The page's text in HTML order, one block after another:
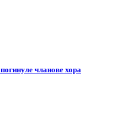
чланове хора